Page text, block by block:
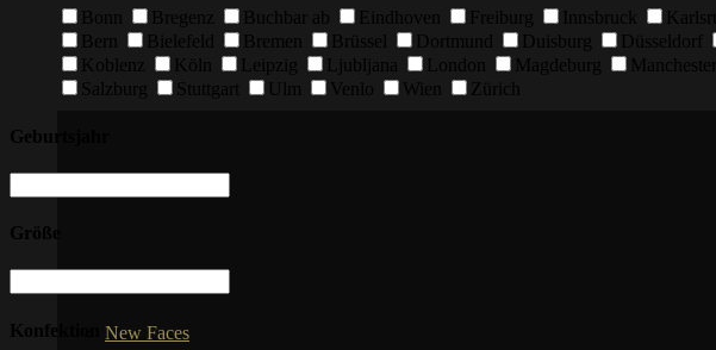
New Faces
Bonn Bregenz Buchbar ab Eindhoven Freiburg Innsbruck
Bern
Bielefeld Bremen Brüssel Dortmund Duisburg Düsseldorf
Koblenz
Köln Leipzig Ljubljana London Magdeburg Manchester
Salzburg
Stuttgart Ulm Venlo Wien Zürich
Geburtsjahr
Größe
Konfektion